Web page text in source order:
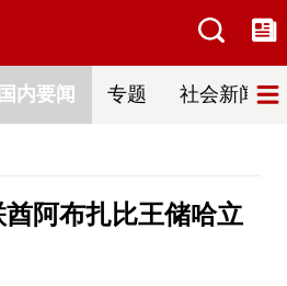
国内要闻 专题 社会新闻
阿布扎比王储哈立